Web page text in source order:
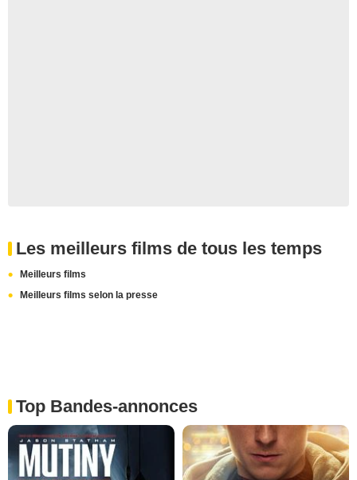
Les meilleurs films de tous les temps
Meilleurs films
Meilleurs films selon la presse
Top Bandes-annonces